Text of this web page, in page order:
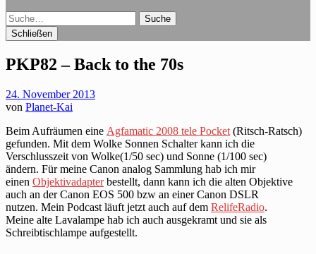
Suche
Schließen
PKP82 – Back to the 70s
24. November 2013
von Planet-Kai
Beim Aufräumen eine Agfamatic 2008 tele Pocket (Ritsch-Ratsch)
gefunden. Mit dem Wolke Sonnen Schalter kann ich die
Verschlusszeit von Wolke(1/50 sec) und Sonne (1/100 sec)
ändern. Für meine Canon analog Sammlung hab ich mir
einen Objektivadapterbestellt, dann kann ich die alten Objektive
auch an der Canon EOS 500 bzw an einer Canon DSLR
nutzen. Mein Podcast läuft jetzt auch auf dem RelifeRadio.
Meine alte Lavalampe hab ich auch ausgekramt und sie als
Schreibtischlampe aufgestellt.